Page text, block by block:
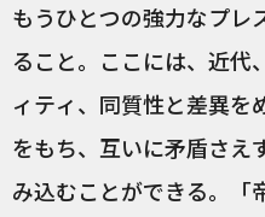
もうひとつの強力なプレ
ること。ここには、近代
ィティ、同質性と差異を
をもち、互いに矛盾さえ
み込むことができる。「